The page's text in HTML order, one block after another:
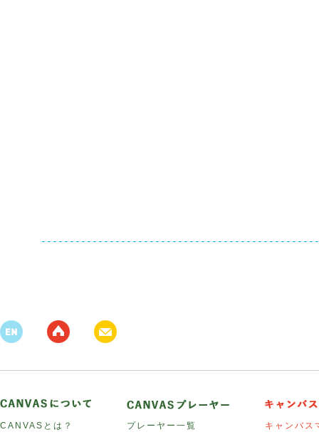
CANVASとは？
プレーヤー一覧
キャンバス